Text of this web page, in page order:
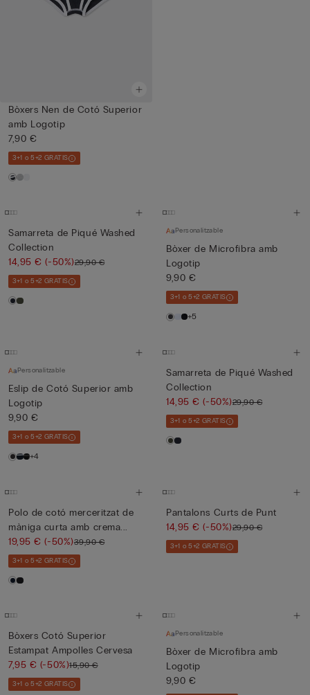
Bòxers Nen de Cotó Superior
amb Logotip
7,90 €
3+1 o 5+2 GRATIS
Samarreta de Piqué Washed
Collection
14,95 €(-50%)29,90 €
3+1 o 5+2 GRATIS
Personalitzable
Bòxer de Microfibra amb
Logotip
9,90 €
3+1 o 5+2 GRATIS
+5
Personalitzable
Eslip de Cotó Superior amb
Logotip
9,90 €
3+1 o 5+2 GRATIS
+4
Samarreta de Piqué Washed
Collection
14,95 €(-50%)29,90 €
3+1 o 5+2 GRATIS
Polo de cotó merceritzat de
màniga curta amb crema...
19,95 €(-50%)39,90 €
3+1 o 5+2 GRATIS
Pantalons Curts de Punt
14,95 €(-50%)29,90 €
3+1 o 5+2 GRATIS
Bòxers Cotó Superior
Estampat Ampolles Cervesa
7,95 € (-50%)15,90 €
3+1 o 5+2 GRATIS
Personalitzable
Bòxer de Microfibra amb
Logotip
9,90 €